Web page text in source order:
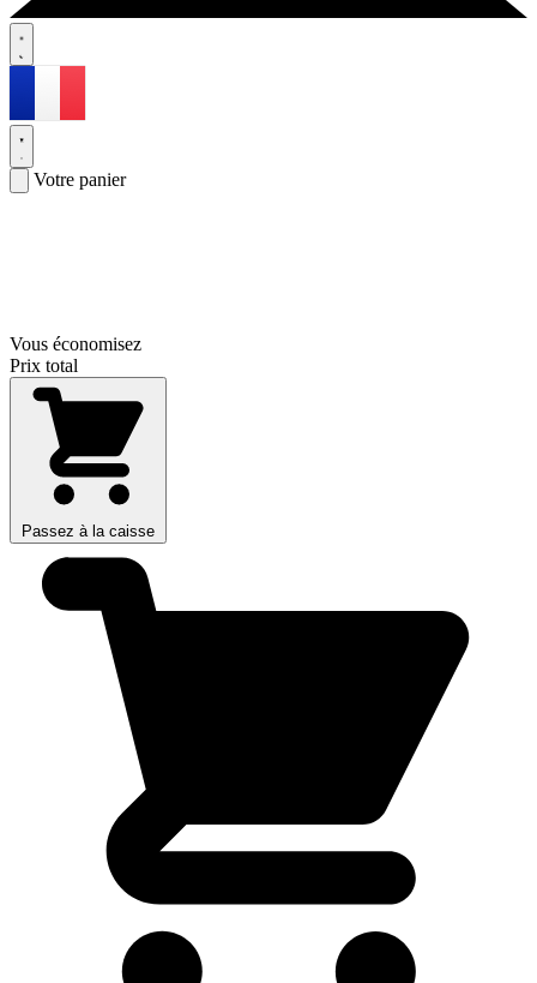
Votre panier
Vous économisez
Prix total
Passez à la caisse